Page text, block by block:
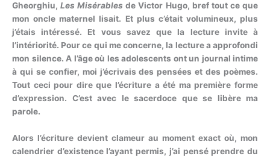
Gheorghiu,Les Misérables de Victor Hugo, bref tout ce que
mon oncle maternel lisait. Et plus c’était volumineux, plus
j’étais intéressé. Et vous savez que la lecture invite à
l’intériorité. Pour ce qui me concerne, la lecture a approfondi
mon silence. A l’âge où les adolescents ont un journal intime
à qui se confier, moi j’écrivais des pensées et des poèmes.
Tout ceci pour dire que l’écriture a été ma première forme
d’expression. C’est avec le sacerdoce que se libère ma
parole.
Alors l’écriture devient clameur au moment exact où, mon
calendrier d’existence l’ayant permis, j’ai pensé prendre du